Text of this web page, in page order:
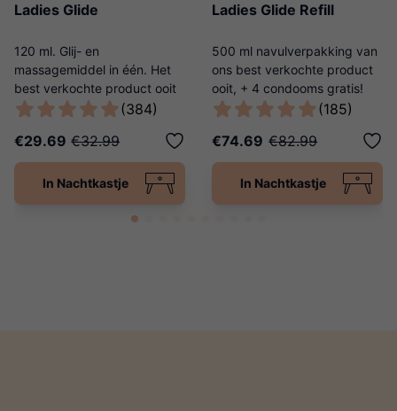
Ladies Glide
120 ml. Glij- en
massagemiddel in één. Het
best verkochte product ooit
van Ladies Night! (384)
€29.69 €32.99
In Nachtkastje
Ladies Glide Refill
500 ml navulverpakking van
ons best verkochte product
ooit, + 4 condooms gratis!
(185)
€74.69 €82.99
In Nachtkastje